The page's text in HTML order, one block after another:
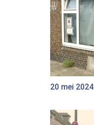
20 mei 2024